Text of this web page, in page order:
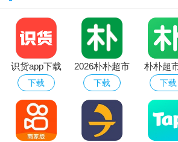
3.这里还可以检测整体安全情况等，保
识货app下载
官方正版最新
版本
下载
2026朴朴超市
app最新版本
下载
朴朴超
朴买菜
卓手机
下载